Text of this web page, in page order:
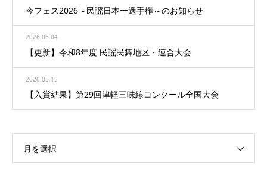
今フェス2026～民謡日本一選手権～のお知らせ
2026.06.04
【更新】令和8年度 民謡民舞地区・連合大会
2026.05.15
【入賞結果】第29回津軽三味線コンクール全国大会
月を選択